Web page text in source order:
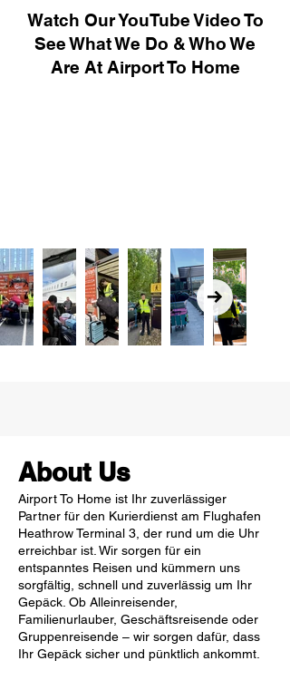
Watch Our YouTube Video To
See What We Do & Who We
Are At Airport To Home
About Us
Airport To Home ist Ihr zuverlässiger
Partner für den Kurierdienst am Flughafen
Heathrow Terminal 3, der rund um die Uhr
erreichbar ist. Wir sorgen für ein
entspanntes Reisen und kümmern uns
sorgfältig, schnell und zuverlässig um Ihr
Gepäck. Ob Alleinreisender,
Familienurlauber, Geschäftsreisende oder
Gruppenreisende – wir sorgen dafür, dass
Ihr Gepäck sicher und pünktlich ankommt.